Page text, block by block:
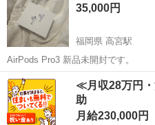
新品だったのでマクセル...
35,000円
福岡県 高宮駅
AirPods Pro3 新品未開封です。
福岡 福岡市 高宮駅 オー
≪月収28万円
助
月給230,000円